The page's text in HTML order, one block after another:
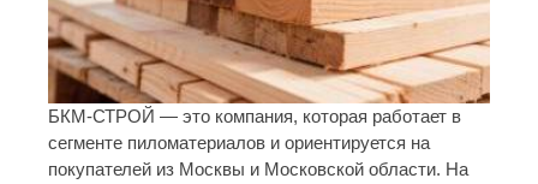
БКМ-СТРОЙ — это компания, которая работает в
сегменте пиломатериалов и ориентируется на
покупателей из Москвы и Московской области. На